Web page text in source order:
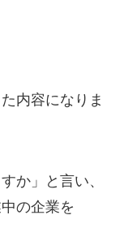
内容になりま
か」と言い、
の企業を